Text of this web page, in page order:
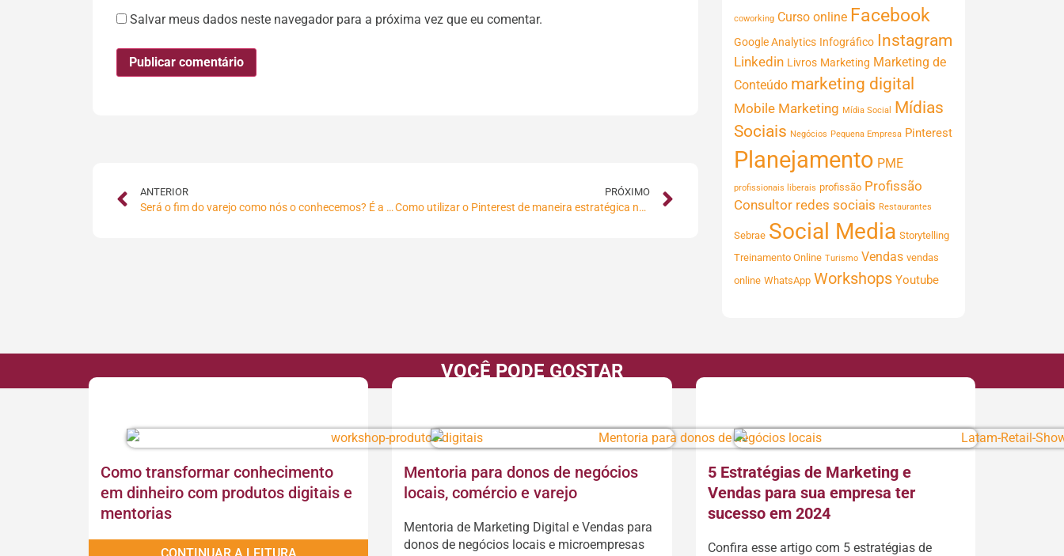
Salvar meus dados neste navegador para a próxima vez que eu comentar.
ANTERIOR
Será o fim do varejo como nós o conhecemos? É a vez do varejo 2.0?
PRÓXIMO
Como utilizar o Pinterest de maneira estratégica no seu restaurante?
coworking Curso online Facebook
Google Analytics Infográfico Instagram
Linkedin Livros Marketing Marketing de
Conteúdo marketing digital
Mobile Marketing Mídia Social
Mídias
Sociais Negócios Pequena Empresa Pinterest
Planejamento PME
profissionais liberais profissão Profissão
Consultor redes sociais Restaurantes
Sebrae Social Media Storytelling
Treinamento Online Turismo Vendas vendas
online WhatsApp Workshops Youtube
VOCÊ PODE GOSTAR
Como transformar conhecimento
em dinheiro com produtos digitais e
mentorias
Mentoria para donos de negócios
locais, comércio e varejo
Mentoria de Marketing Digital e Vendas para
donos de negócios locais e microempresas
5 Estratégias de Marketing e
Vendas para sua empresa ter
sucesso em 2024
Confira esse artigo com 5 estratégias de